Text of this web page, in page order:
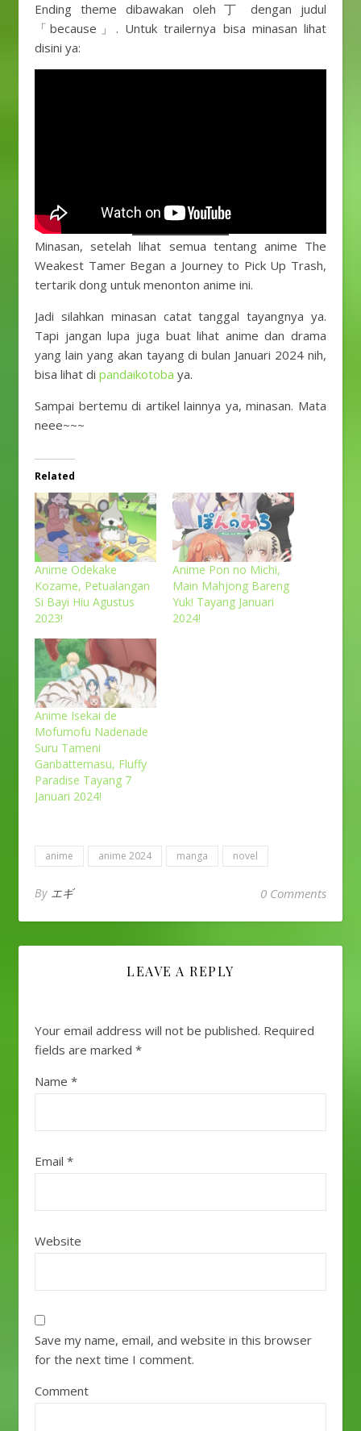
Ending theme dibawakan oleh 丁 dengan judul
「because」. Untuk trailernya bisa minasan lihat
disini ya:
Minasan, setelah lihat semua tentang anime The
Weakest Tamer Began a Journey to Pick Up Trash,
tertarik dong untuk menonton anime ini.
Jadi silahkan minasan catat tanggal tayangnya ya.
Tapi jangan lupa juga buat lihat anime dan drama
yang lain yang akan tayang di bulan Januari 2024 nih,
bisa lihat di pandaikotoba ya.
Sampai bertemu di artikel lainnya ya, minasan. Mata
neee~~~
Related
Anime Odekake
Kozame, Petualangan
Si Bayi Hiu Agustus
2023!
Anime Pon no Michi,
Main Mahjong Bareng
Yuk! Tayang Januari
2024!
Anime Isekai de
Mofumofu Nadenade
Suru Tameni
Ganbattemasu, Fluffy
Paradise Tayang 7
Januari 2024!
anime anime 2024 manga novel
By エギ 0 Comments
LEAVE A REPLY
Your email address will not be published. Required
fields are marked *
Name *
Email *
Website
Save my name, email, and website in this browser
for the next time I comment.
Comment